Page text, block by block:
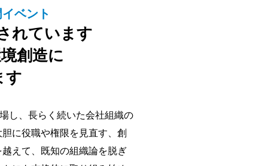
ベント
れています
創造に
す
し、長らく続いた会社組織の
に役職や権限を見直す、創
えて、既知の組織論を脱ぎ